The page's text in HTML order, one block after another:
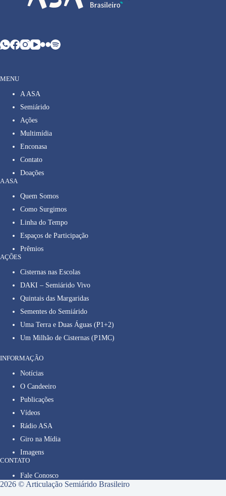
MENU
A ASA
Semiárido
Ações
Multimídia
Enconasa
Contato
Doações
A ASA
Quem Somos
Como Surgimos
Linha do Tempo
Espaços de Participação
Prêmios
AÇÕES
Cisternas nas Escolas
DAKI – Semiárido Vivo
Quintais das Margaridas
Sementes do Semiárido
Uma Terra e Duas Águas (P1+2)
Um Milhão de Cisternas (P1MC)
INFORMAÇÃO
Notícias
O Candeeiro
Publicações
Vídeos
Rádio ASA
Giro na Mídia
Imagens
CONTATO
Fale Conosco
2026 © Articulação Semiárido Brasileiro